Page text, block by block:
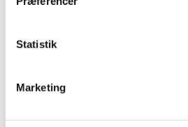
Statistik
Marketing